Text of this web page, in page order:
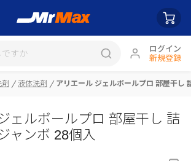
ログイン
新規登録
液体洗剤 アリエール ジェルボールプロ 部屋干し
ェルボールプロ 部屋干し 詰
ャンボ 28個入